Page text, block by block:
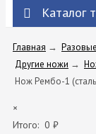
Каталог
Главная →
Другие ножи →
Нож Рембо-1
×
Итого: 0 ₽